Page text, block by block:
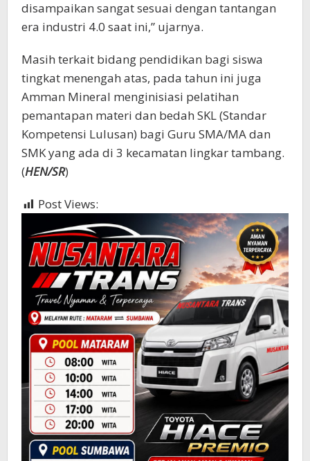
disampaikan sangat sesuai dengan tantangan
era industri 4.0 saat ini,” ujarnya.
Masih terkait bidang pendidikan bagi siswa
tingkat menengah atas, pada tahun ini juga
Amman Mineral menginisiasi pelatihan
pemantapan materi dan bedah SKL (Standar
Kompetensi Lulusan) bagi Guru SMA/MA dan
SMK yang ada di 3 kecamatan lingkar tambang.
(HEN/SR)
Post Views: